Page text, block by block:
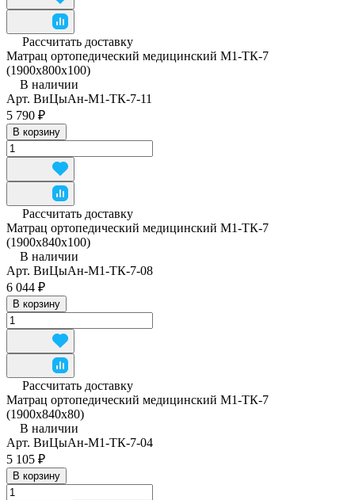
Рассчитать доставку
Матрац ортопедический медицинский М1-ТК-7
(1900x800x100)
В наличии
Арт. ВиЦыАн-М1-ТК-7-11
5 790 ₽
В корзину
Рассчитать доставку
Матрац ортопедический медицинский М1-ТК-7
(1900x840x100)
В наличии
Арт. ВиЦыАн-М1-ТК-7-08
6 044 ₽
В корзину
Рассчитать доставку
Матрац ортопедический медицинский М1-ТК-7
(1900x840x80)
В наличии
Арт. ВиЦыАн-М1-ТК-7-04
5 105 ₽
В корзину